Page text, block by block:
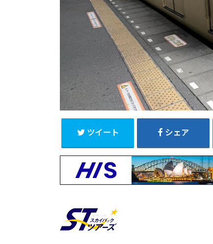
ツイート シェア